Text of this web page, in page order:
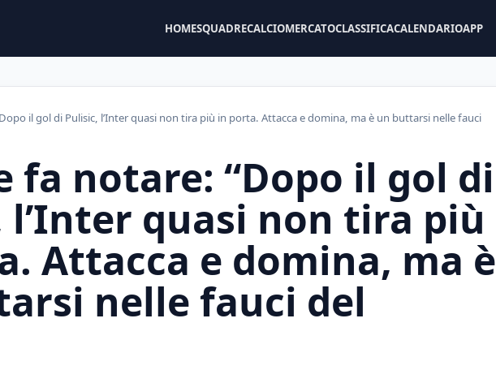
HOMESQUADRECALCIOMERCATOCLASSIFICACALENDARIOAPP
il gol di Pulisic, l’Inter quasi non tira più in porta. Attacca e domina, ma è un buttarsi nelle fauci
fa notare: “Dopo il gol di
l’Inter quasi non tira più
Attacca e domina, ma è
nelle fauci del